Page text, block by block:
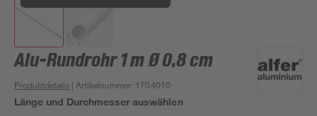
Alu-Rundrohr 1 m Ø 0,8 cm
Produktdetails | Artikelnummer: 1704010
Länge und Durchmesser auswählen